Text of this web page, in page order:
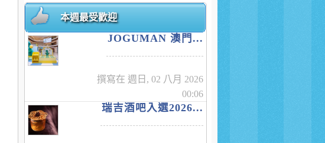
本週最受歡迎
JOGUMAN 澳門...
撰寫在 週日, 02 八月 2026
00:06
瑞吉酒吧入選2026...